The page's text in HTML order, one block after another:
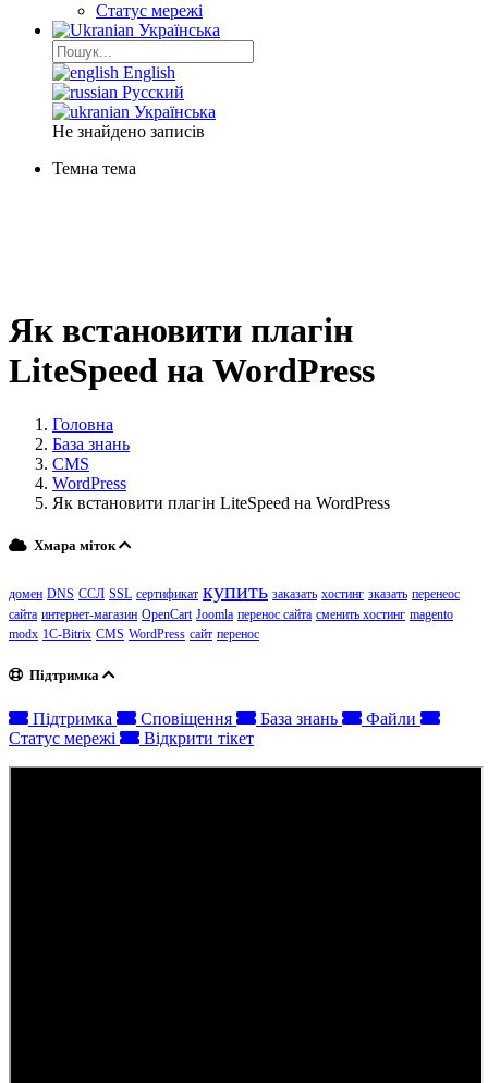
Статус мережі
Українська
English
Русский
Українська
Не знайдено записів
Темна тема
Як встановити плагін
LiteSpeed ​​на WordPress
Головна
База знань
CMS
WordPress
Як встановити плагін LiteSpeed ​​на WordPress
Хмара міток
домен DNS ССЛ SSL сертификат купить заказать хостинг зказать перенеос
сайта интернет-магазин OpenCart Joomla перенос сайта сменить хостинг magento
modx 1C-Bitrix CMS WordPress сайт перенос
Підтримка
Підтримка Сповіщення База знань
Файли
Статус мережі
Відкрити тікет